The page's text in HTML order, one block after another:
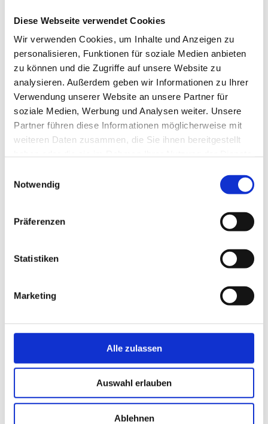
Diese Webseite verwendet Cookies
Wir verwenden Cookies, um Inhalte und Anzeigen zu
personalisieren, Funktionen für soziale Medien anbieten
zu können und die Zugriffe auf unsere Website zu
analysieren. Außerdem geben wir Informationen zu Ihrer
Verwendung unserer Website an unsere Partner für
soziale Medien, Werbung und Analysen weiter. Unsere
Partner führen diese Informationen möglicherweise mit
weiteren Daten zusammen, die Sie ihnen bereitgestellt
Notwendig
Präferenzen
Statistiken
Marketing
Alle zulassen
Auswahl erlauben
Ablehnen
Special Editions Ostern
Ostern 2025: Unse­re belieb­ten Spe­cial
Editions Auch die­ses Jahr bie­ten wir zu
Ostern wie­der unse­re exklu­si­ven Spe­cial Edi­
ti­ons an: Oster­sonn­tag, 20. April 2025 🍳
Ame­ri­can Break­fast Spe­cial Edition Für
Früh­auf­ste­her: 9:00 – 11:00 Uhr...
14. April 2026
5. Februar 2026
Winterferien 2025/2026
11. Dezember 2025
Special Editions Advent 2025
1. Dezember 2025